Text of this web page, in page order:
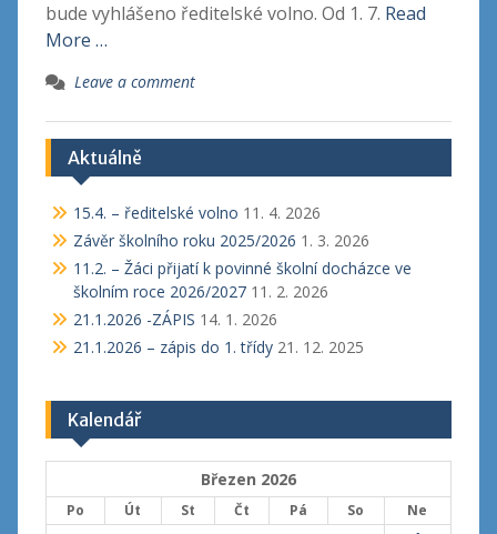
bude vyhlášeno ředitelské volno. Od 1. 7. Read
More …
Leave a comment
Aktuálně
15.4. – ředitelské volno 11. 4. 2026
Závěr školního roku 2025/2026 1. 3. 2026
11.2. – Žáci přijatí k povinné školní docházce ve
školním roce 2026/2027 11. 2. 2026
21.1.2026 -ZÁPIS 14. 1. 2026
21.1.2026 – zápis do 1. třídy 21. 12. 2025
Kalendář
Březen 2026
Po Út St Čt Pá So
Ne